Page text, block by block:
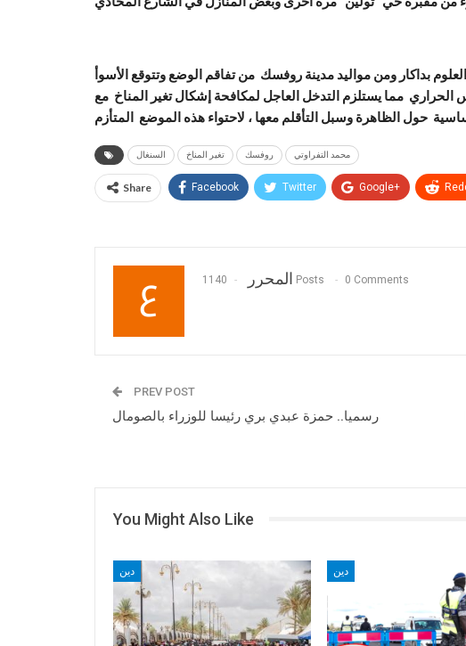
بداكار ومن مواليد مدينة روفسك من تفاقم الوضع وتتوقع الأسوأ
مما يستلزم التدخل العاجل لمكافحة إشكال تغير المناخ مع
السنغال تغير المناخ روفسك محمد التفراوتي
Share Facebook Twitter Google+
المحرر 1140 Posts 0 Comments
PREV POST
رسميا.. حمزة عبدي بري رئيسا للوزراء بالصومال
You Might Also Like
دين دين